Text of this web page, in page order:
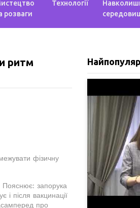
розваги
Технології
ритм
фізичну
Пояснює: запорука
і після вакцинації
про